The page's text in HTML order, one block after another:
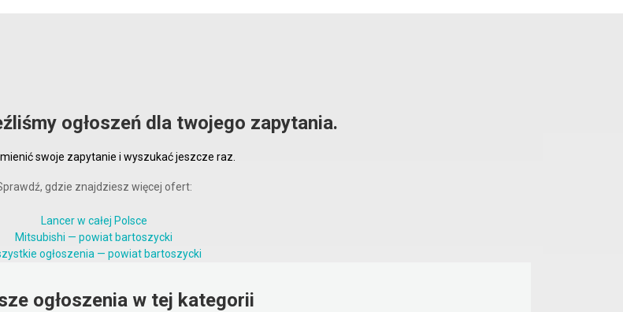
ogłoszeń dla twojego zapytania.
swoje zapytanie i wyszukać jeszcze raz.
gdzie znajdziesz więcej ofert:
Lancer w całej Polsce
Mitsubishi — powiat bartoszycki
ogłoszenia — powiat bartoszycki
ogłoszenia w tej kategorii